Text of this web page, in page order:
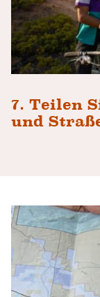
7. Teilen
und